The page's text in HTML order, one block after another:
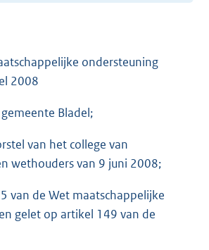
ondersteuning
2008
Bladel;
van het college van
wethouders van 9 juni 2008;
van de Wet maatschappelijke
gelet op artikel 149 van de